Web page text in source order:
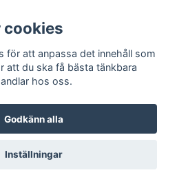
frågor
Miljöarbete
cookies
för att anpassa det innehåll som
att du ska få bästa tänkbara
hos oss.
Godkänn alla
Inställningar